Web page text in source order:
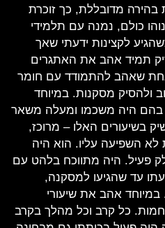
בהירה מדובללת, כך זוכרת
כולם, נמנה עם תלמידי
לקצינות ידעתי שאך
תמיד אהב את האתגרים
אחת שאהב להתמודד עם חומר
ולהסיק מסקנות. במיוחד
בהם היה משכמו ומעלה משאר
בשיעורים האלו – מרוכז,
לא השפיעה עליו. הוא היה
פעיל. היה מתווכח בלהט עם
עד שהגיעו למסקנה,
אהב את שיעורי
כל קרב וכל מהלך בקרב